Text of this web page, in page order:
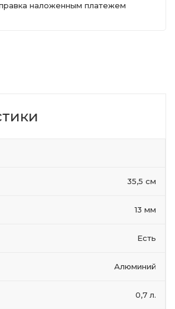
наложенным платежем
35,5 см
13 мм
Есть
Алюминий
0,7 л.